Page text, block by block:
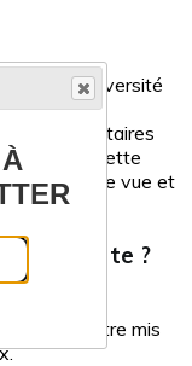
une diversité
compagnie
prestataires
Cette
les points de vue et
Ouverte ?
votre
être mis